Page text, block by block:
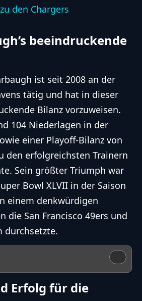
den Chargers
beeindruckende
ist seit 2008 an der
tätig und hat in dieser
Bilanz vorzuweisen.
104 Niederlagen in der
einer Playoff-Bilanz von
den erfolgreichsten Trainern
Sein größter Triumph war
Bowl XLVII in der Saison
einem denkwürdigen
die San Francisco 49ers und
durchsetzte.
Erfolg für die